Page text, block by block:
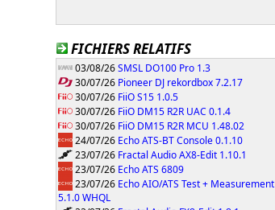
FICHIERS RELATIFS
03/08/26SMSL DO100 Pro 1.3
30/07/26 Pioneer DJ rekordbox 7.2.17
30/07/26 FiiO S15 1.0.5
30/07/26 FiiO DM15 R2R UAC 0.1.4
30/07/26 FiiO DM15 R2R MCU 1.48.02
24/07/26 Echo ATS-BT Console 0.1.10
23/07/26 Fractal Audio AX8-Edit 1.10.1
23/07/26 Echo ATS 6809
23/07/26 Echo AIO/ATS Test + Measurement
5.1.0 WHQL